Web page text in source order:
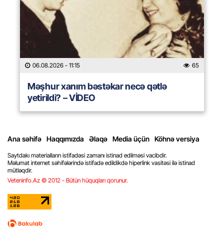
06.08.2026 - 11:15 65
Məşhur xanım bəstəkar necə qətlə
yetirildi? – VİDEO
Ana səhifə Haqqımızda Əlaqə Media üçün Köhnə versiya
Saytdakı materialların istifadəsi zamanı istinad edilməsi vacibdir.
Məlumat internet səhifələrində istifadə edildikdə hiperlink vasitəsi ilə istinad
mütləqdir.
Veteninfo.Az © 2012 - Bütün hüquqları qorunur.